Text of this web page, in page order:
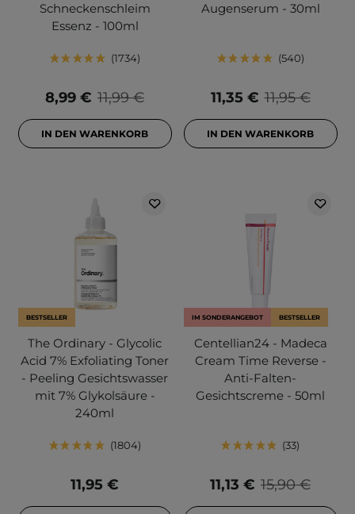
Schneckenschleim
Essenz - 100ml
1734
11,99 €
8,99 €
IN DEN WARENKORB
Augenserum - 30ml
540
11,95 €
11,35 €
IN DEN WARENKORB
BESTSELLER
The Ordinary - Glycolic
Acid 7% Exfoliating Toner
- Peeling Gesichtswasser
mit 7% Glykolsäure -
240ml
1804
11,95 €
IM SONDERANGEBOT BESTSELLER
Centellian24 - Madeca
Cream Time Reverse -
Anti-Falten-
Gesichtscreme - 50ml
33
15,90 €
11,13 €